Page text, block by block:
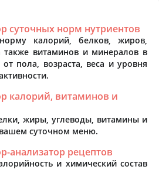
суточных норм нутриентов
норму калорий, белков, жиров,
также витаминов и минералов в
от пола, возраста, веса и уровня
калорий, витаминов и
жиры, углеводы, витамины и
суточном меню.
анализатор рецептов
и химический состав